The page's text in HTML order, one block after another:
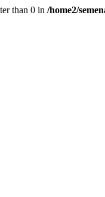
than 0 in /home2/